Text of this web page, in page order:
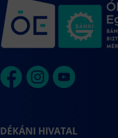
DÉKÁNI HIVATAL